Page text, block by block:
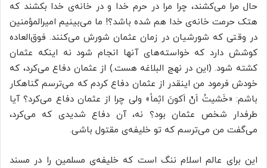
حال مرا می‌کشند، چرا مرا در حرم خدا و در خانه‌ی خدا بکشند که
هتک حرمت خانه‌ی خدا هم شده باشد؟! ما می‌بینیم امیرالمؤمنین
در وقتی که شورشیان در زمان عثمان شورش می‌کنند. فوق‌العاده
کوشش دارد که خواسته‌های آنها انجام شود نه اینکه عثمان
کشته شود. (این در نهج البلاغه هست.) از عثمان دفاع می‌کرد، که
خودش فرمود من اینقدر از عثمان دفاع کردم که می‌ترسم گناهکار
باشم: «خَشیتُ اَنْاَکونَاثِماً» ولی چرا از عثمان دفاع می‌کرد؟ آیا
طرفدار شخص عثمان بود؟ نه، آن دفاع شدیدی که می‌کرد،
می‌گفت من می‌ترسم که تو خلیفه‌ی مقتول باشی.
این برای عالم اسلام ننگ است که خلیفه‌ی مسلمین را در مسند